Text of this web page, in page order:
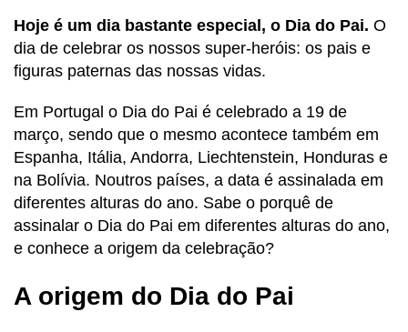
Hoje é um dia bastante especial, o Dia do Pai. O
dia de celebrar os nossos super-heróis: os pais e
figuras paternas das nossas vidas.
Em Portugal o Dia do Pai é celebrado a 19 de
março, sendo que o mesmo acontece também em
Espanha, Itália, Andorra, Liechtenstein, Honduras e
na Bolívia. Noutros países, a data é assinalada em
diferentes alturas do ano. Sabe o porquê de
assinalar o Dia do Pai em diferentes alturas do ano,
e conhece a origem da celebração?
A origem do Dia do Pai